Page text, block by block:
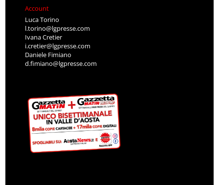
Account
Luca Torino
l.torino@lgpresse.com
Ivana Cretier
i.cretier@lgpresse.com
Daniele Fimiano
d.fimiano@lgpresse.com